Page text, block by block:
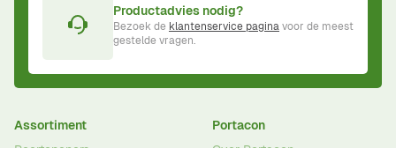
Productadvies nodig?
Bezoek de klantenservice paginavoor de meest
gestelde vragen.
Assortiment
Portacon